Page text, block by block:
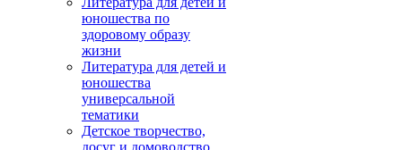
юношества по
здоровому образу
жизни
Литература для детей и
юношества
универсальной
тематики
Детское творчество,
досуг и домоводство